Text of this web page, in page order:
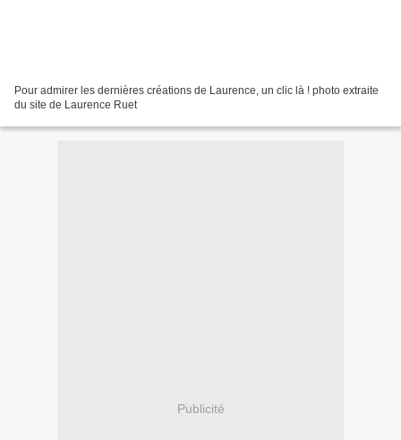
Pour admirer les dernières créations de Laurence, un clic là ! photo extraite
du site de Laurence Ruet
Publicité